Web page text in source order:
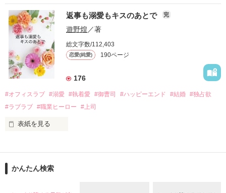
『責任をとる、結婚しよう』と真っ直ぐに告げてきた。
戸惑う美桜とは裏腹に、好きという気持ちを隠すことなく
甘やかしてくる。
そんなある日、哲平は美桜がストーカー被害に
遭っていることを知る。
美桜を守るため、哲平は同居を提案してきて――。
夏木美桜(なつきみお)
鳴海哲平 (なるみてっぺい)
2026.6.5～2026.7.25
おかしな噂を流されて前の職場でうまくいかなかった梅田美
桜は、海外で傷心旅行をしていたところ、日本人美青年と出会
い、酒の勢いもあり一夜限りの関係となる。
帰国後、美桜は新しい職場でワンナイトした美青年と再会。
なんと彼の正体は、とある財閥御曹司にも関わらず、一族を離
れて起業した新進気鋭の実業家、社内でも冷徹だと評判な社長
――御影恭司その人だったのだ――！
なぜか恭司から飼い猫の世話係を命じられた美桜は、猫の世
の関係となってしまい――？
返事も溺愛もキスのあとで 完
遊野煌 ／著
総文字数/112,403
恋愛(純愛) 190ページ
176
#オフィスラブ #溺愛 #執着愛 #御曹司 #ハッピーエンド #結婚 #独占欲
#ラブラブ #職業ヒーロー #上司
表紙を見る
ションの企画戦略室で働いている。
めた、同期で恋人の石垣守（26）がいるのだが、後輩の姫原由
いた。
かんたん検索